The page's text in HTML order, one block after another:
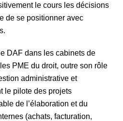
le cours les décisions
de se positionner avec
DAF dans les cabinets de
PME du droit, outre son rôle
administrative et
le pilote des projets
de l’élaboration et du
(achats, facturation,